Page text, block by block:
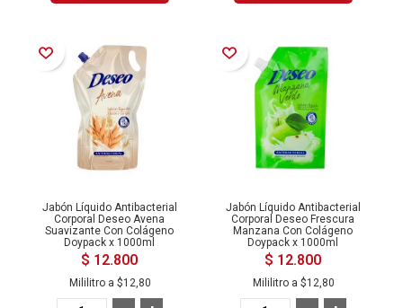
Añadir a la Lista de Deseos
Jabón Líquido Antibacterial
Corporal Deseo Avena
Suavizante Con Colágeno
Doypack x 1000ml
$ 12.800
Mililitro a $12,80
Añadir a la Lista de Deseos
Jabón Líquido Antibacterial
Corporal Deseo Frescura
Manzana Con Colágeno
Doypack x 1000ml
$ 12.800
Mililitro a $12,80